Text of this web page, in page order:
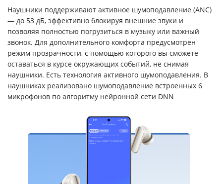
Наушники поддерживают активное шумоподавление (ANC)
— до 53 дБ, эффективно блокируя внешние звуки и
позволяя полностью погрузиться в музыку или важный
звонок. Для дополнительного комфорта предусмотрен
режим прозрачности, с помощью которого вы сможете
оставаться в курсе окружающих событий, не снимая
наушники. Есть технология активного шумоподавления. В
наушниках реализовано шумоподавление встроенных 6
микрофонов по алгоритму нейронной сети DNN